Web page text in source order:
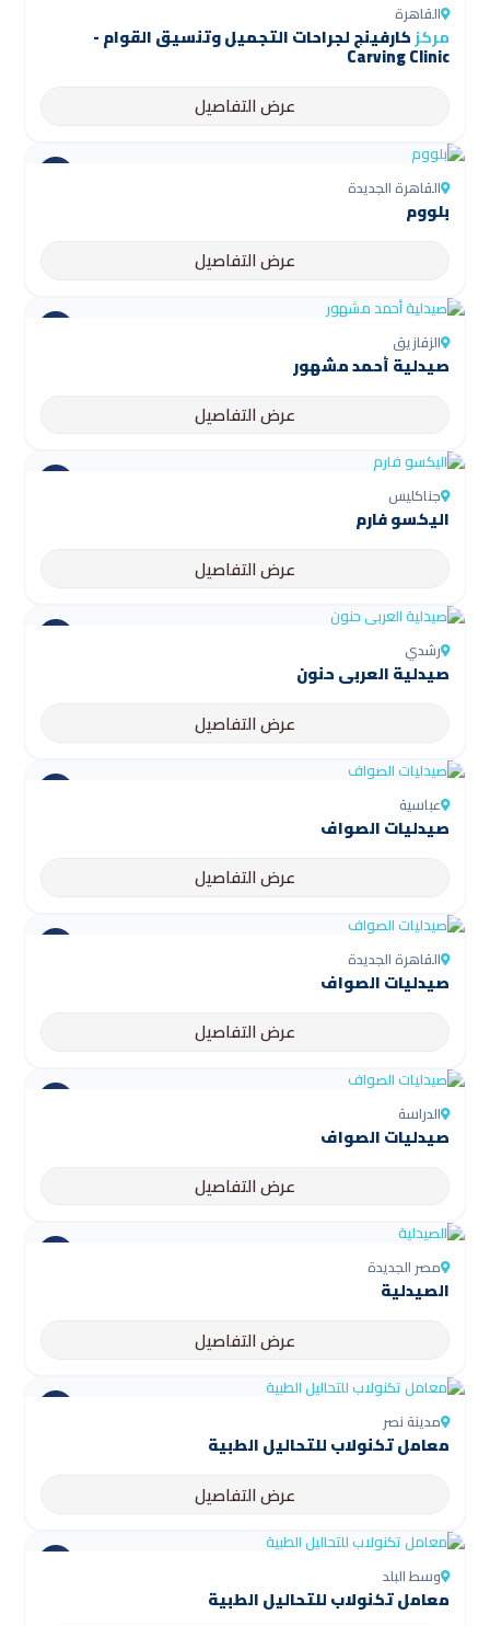
القاهرة
مركزكارفينج لجراحات التجميل وتنسيق القوام -
Carving Clinic
عرض التفاصيل
القاهرة الجديدة
بلووم
عرض التفاصيل
الزقازيق
صيدلية أحمد مشهور
عرض التفاصيل
جناكليس
اليكسو فارم
عرض التفاصيل
رشدي
صيدلية العربى حنون
عرض التفاصيل
عباسية
صيدليات الصواف
عرض التفاصيل
القاهرة الجديدة
صيدليات الصواف
عرض التفاصيل
الدراسة
صيدليات الصواف
عرض التفاصيل
مصر الجديدة
الصيدلية
عرض التفاصيل
مدينة نصر
معامل تكنولاب للتحاليل الطبية
عرض التفاصيل
وسط البلد
معامل تكنولاب للتحاليل الطبية